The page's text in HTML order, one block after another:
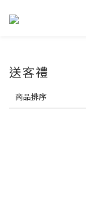
送客禮
商品排序